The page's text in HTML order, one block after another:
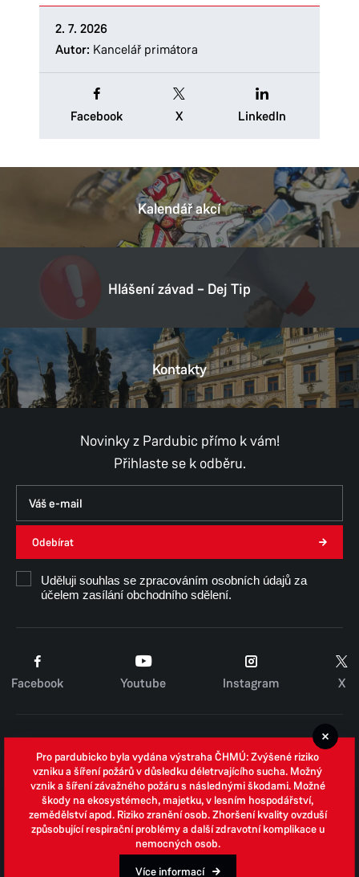
2. 7. 2026
Autor: Kancelář primátora
Facebook X LinkedIn
Kalendář akcí
Hlášení závad – Dej Tip
Kontakty
Novinky z Pardubic přímo k vám!
Přihlaste se k odběru.
Odebírat
Uděluji souhlas se zpracováním osobních údajů za
účelem zasílání obchodního sdělení.
Facebook Youtube Instagram X
Zpracování osobních údajů
Whistleblowing
Open data
Povinně zveřejňované informace
Prohlášení o přístupnosti
Pro pardubicko byla vydána výstraha ČHMÚ: Zvýšené riziko
vzniku a šíření požárů v důsledku déletrvajícího sucha. Možný
vznik a šíření závažného požáru s následnými škodami. Možné
škody na ekosystémech, majetku, v lesním hospodářství,
zemědělství apod. Riziko zranění osob. Zhoršení kvality ovzduší
způsobující respirační problémy a další zdravotní komplikace u
nemocných osob.
Více informací